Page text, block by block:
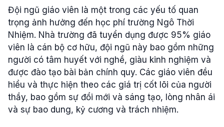
Đội ngũ giáo viên là một trong các yếu tố quan
trọng ảnh hưởng đến học phí trường Ngô Thời
Nhiệm. Nhà trường đã tuyển dụng được 95% giáo
viên là cán bộ cơ hữu, đội ngũ này bao gồm những
người có tâm huyết với nghề, giàu kinh nghiệm và
được đào tạo bài bản chính quy. Các giáo viên đều
hiểu và thực hiện theo các giá trị cốt lõi của người
thầy, bao gồm sự đổi mới và sáng tạo, lòng nhân ái
và sự bao dung, kỷ cương và trách nhiệm.